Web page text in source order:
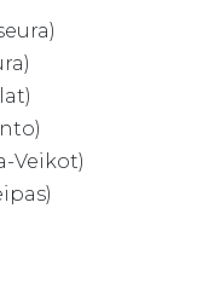
Veikot)